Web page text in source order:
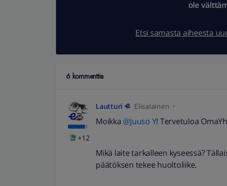
ole
Etsi samasta aiheesta
6 kommenttia
+12
Lautturi Elisalainen
Moikka @Juuso Y! Tervetuloa
Mikä laite tarkalleen kyseessä?
päätöksen tekee huoltoliike.